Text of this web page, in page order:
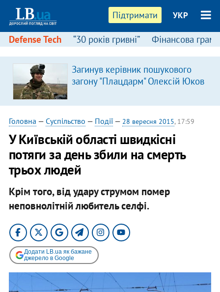
Підтримати УКР
Defense Tech “30 років гривні” Фінансова
Загинув керівник пошукового
загону "Плацдарм" Олексій Юков
Головна — Суспільство — Події— 28 вересня 2015, 17:59
У Київській області швидкісні
потяги за день збили на смерть
трьох людей
Крім того, від удару струмом помер
неповнолітній любитель селфі.
Додати LB.ua як бажане
джерело в Google